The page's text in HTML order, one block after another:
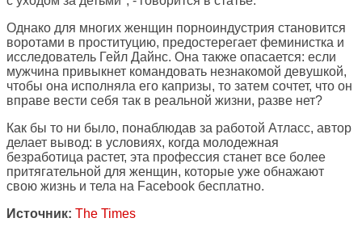
Однако для многих женщин порноиндустрия становится
воротами в проституцию, предостерегает феминистка и
исследователь Гейл Дайнс. Она также опасается: если
мужчина привыкнет командовать незнакомой девушкой,
чтобы она исполняла его капризы, то затем сочтет, что он
вправе вести себя так в реальной жизни, разве нет?
Как бы то ни было, понаблюдав за работой Атласс, автор
делает вывод: в условиях, когда молодежная
безработица растет, эта профессия станет все более
притягательной для женщин, которые уже обнажают
свою жизнь и тела на Facebook бесплатно.
Источник: The Times